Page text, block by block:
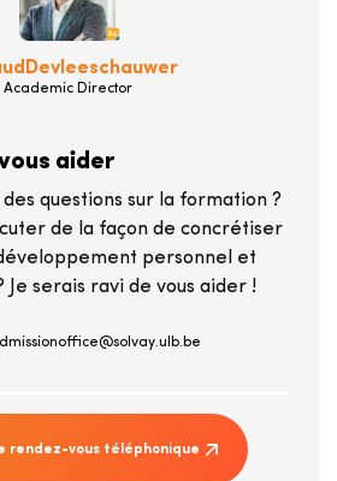
Devleeschauwer
Academic Director
aider
questions sur la formation ?
de la façon de concrétiser
personnel et
Je serais ravi de vous aider !
rendez-vous téléphonique